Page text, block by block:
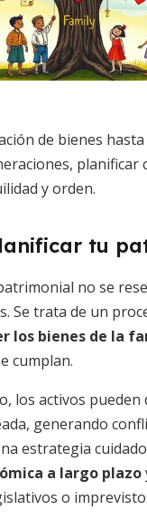
de bienes
planificar
y orden.
tu
no se
Se trata de un
los bienes de la
cumplan.
los activos pueden
generando
estrategia
a largo plazo
o